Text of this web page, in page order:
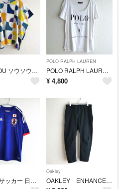
SOU・SOU ソウソウ 高島縮 坂尾織物 貫頭衣 トップス プルオーバー
POLO RALPH LAUREN
POLO RALPH LAUREN ポロラルフローレン ロゴプリントTシャツ
¥ 4,800
adidas サッカー 日本代表 14/15 レプリカ 半袖 ユニフォーム
Oakley
OAKLEY ENHANCE MULTI TAPERED PANTS 2.0